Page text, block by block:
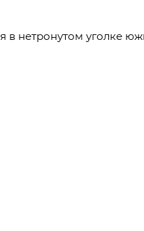
в нетронутом уголке